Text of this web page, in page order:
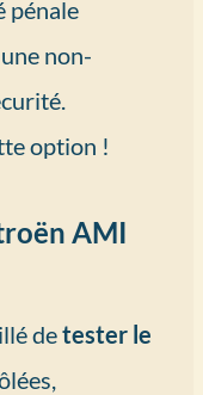
pénale
non-
option !
AMI
detester le